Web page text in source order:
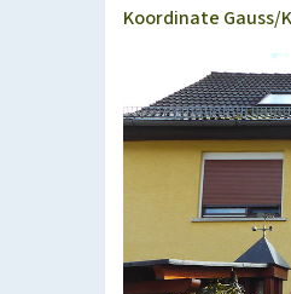
Koordinate Gauss/